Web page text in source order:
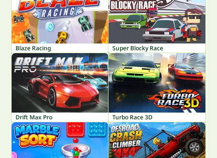
Blaze Racing Super Blocky Race
Drift Max Pro Turbo Race 3D